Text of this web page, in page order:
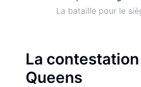
La bataille pour le
La
Queens